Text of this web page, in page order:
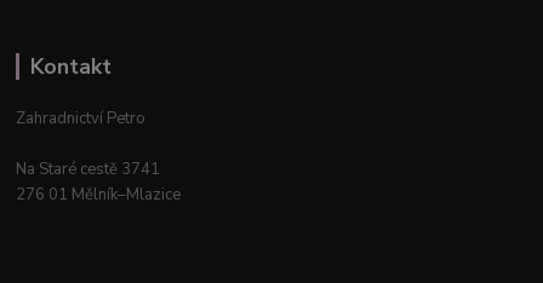
Kontakt
Zahradnictví Petro
Na Staré cestě 3741
276 01 Mělník–Mlazice